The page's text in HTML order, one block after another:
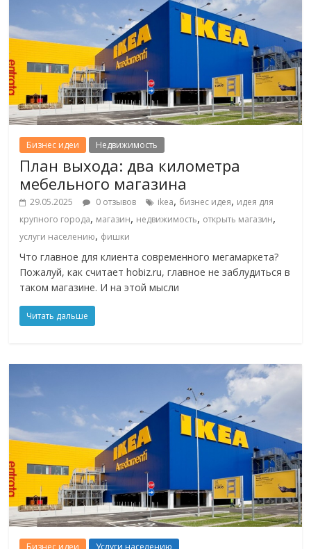
Бизнес идеи Недвижимость
План выхода: два километра
мебельного магазина
29.05.2025 0 отзывов ikea, бизнес идея, идея для
крупного города, магазин, недвижимость, открыть магазин,
услуги населению, фишки
Что главное для клиента современного мегамаркета?
Пожалуй, как считает hobiz.ru, главное не заблудиться в
таком магазине. И на этой мысли
Читать дальше